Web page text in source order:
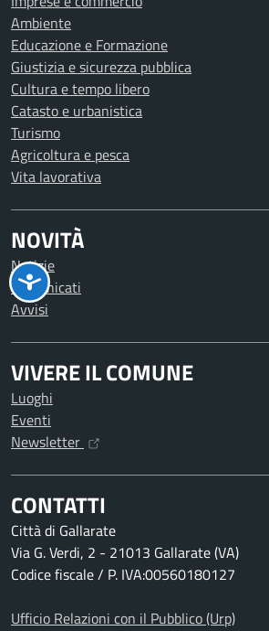
Ambiente
Educazione e Formazione
Giustizia e sicurezza pubblica
Cultura e tempo libero
Catasto e urbanistica
Turismo
Agricoltura e pesca
Vita lavorativa
NOVITÀ
Notizie
Comunicati
Avvisi
VIVERE IL COMUNE
Luoghi
Eventi
Newsletter
CONTATTI
Città di Gallarate
Via G. Verdi, 2 - 21013 Gallarate (VA)
Codice fiscale / P. IVA:00560180127
Ufficio Relazioni con il Pubblico (Urp)